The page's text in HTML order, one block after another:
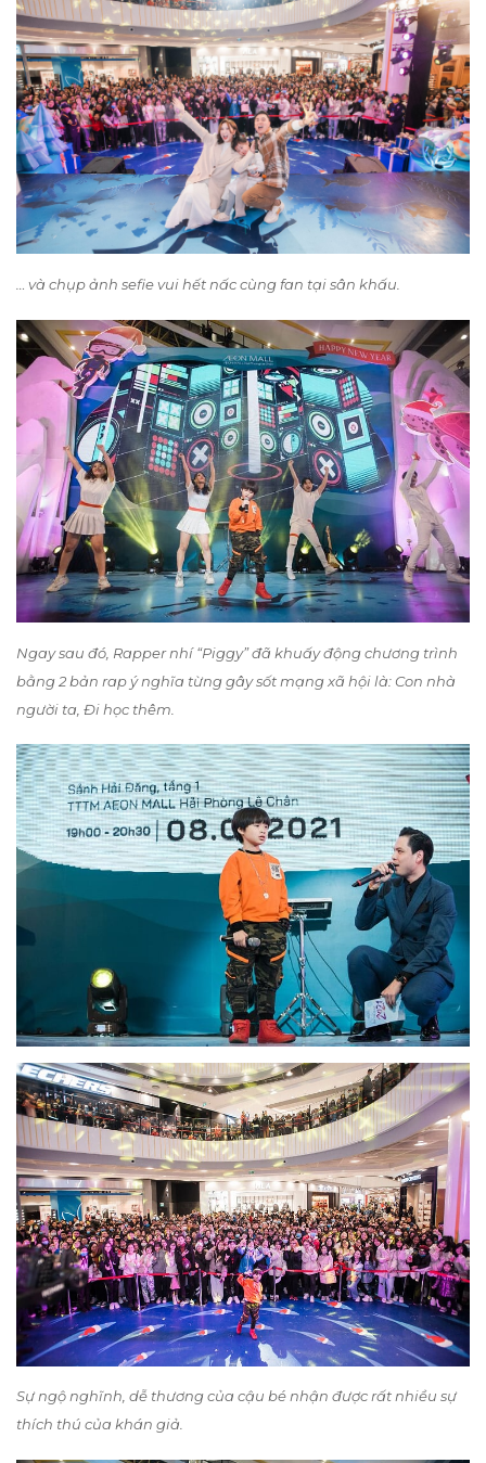
… và chụp ảnh sefie vui hết nấc cùng fan tại sân khấu.
Ngay sau đó, Rapper nhí “Piggy” đã khuấy động chương trình
bằng 2 bản rap ý nghĩa từng gây sốt mạng xã hội là: Con nhà
người ta, Đi học thêm.
Sự ngộ nghĩnh, dễ thương của cậu bé nhận được rất nhiều sự
thích thú của khán giả.